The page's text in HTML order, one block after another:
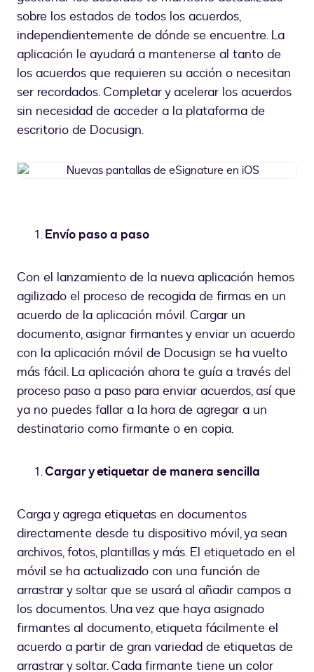
sobre los estados de todos los acuerdos,
independientemente de dónde se encuentre. La
aplicación le ayudará a mantenerse al tanto de
los acuerdos que requieren su acción o necesitan
ser recordados. Completar y acelerar los acuerdos
sin necesidad de acceder a la plataforma de
escritorio de Docusign.
Nuevas
Envío paso a paso
Con el lanzamiento de la nueva aplicación hemos
agilizado el proceso de recogida de firmas en un
acuerdo de la aplicación móvil. Cargar un
documento, asignar firmantes y enviar un acuerdo
con la aplicación móvil de Docusign se ha vuelto
más fácil. La aplicación ahora te guía a través del
proceso paso a paso para enviar acuerdos, así que
ya no puedes fallar a la hora de agregar a un
destinatario como firmante o en copia.
Cargar y etiquetar de manera sencilla
Carga y agrega etiquetas en documentos
directamente desde tu dispositivo móvil, ya sean
archivos, fotos, plantillas y más. El etiquetado en el
móvil se ha actualizado con una función de
arrastrar y soltar que se usará al añadir campos a
los documentos. Una vez que haya asignado
firmantes al documento, etiqueta fácilmente el
acuerdo a partir de gran variedad de etiquetas de
arrastrar y soltar. Cada firmante tiene un color